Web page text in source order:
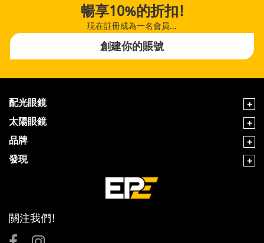
暢享10%的折扣!
現在註冊成為一名會員...
創建你的賬號
配光眼鏡
太陽眼鏡
品牌
發現
關注我們!